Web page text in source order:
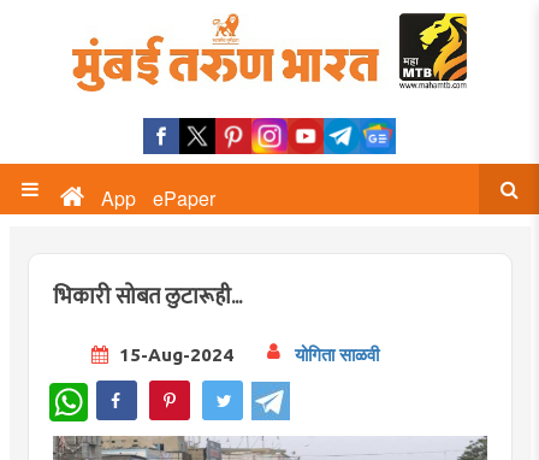
App ePaper
भिकारी सोबत लुटारूही...
15-Aug-2024 योगिता साळवी
WhatsApp